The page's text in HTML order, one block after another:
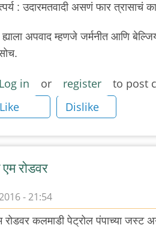
: उदारमतवादी असणं फार त्रासाचं
अपवाद म्हणजे जर्मनीत आणि
Log in or register
to post
Like
Dislike
रोडवर
- 21:54
कलमाडी पेट्रोल पंपाच्या जस्ट